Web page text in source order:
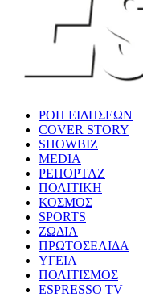
ΡΟΗ ΕΙΔΗΣΕΩΝ
COVER STORY
SHOWBIZ
MEDIA
ΡΕΠΟΡΤΑΖ
ΠΟΛΙΤΙΚΗ
ΚΟΣΜΟΣ
SPORTS
ΖΩΔΙΑ
ΠΡΩΤΟΣΕΛΙΔΑ
ΥΓΕΙΑ
ΠΟΛΙΤΙΣΜΟΣ
ESPRESSO TV